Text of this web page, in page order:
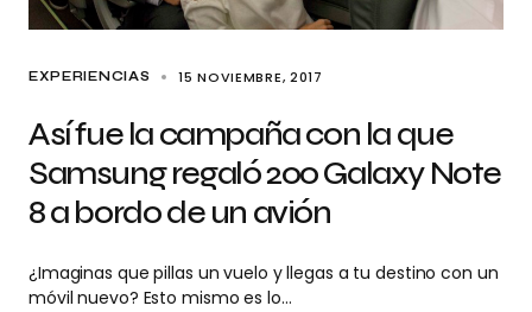
EXPERIENCIAS 15 NOVIEMBRE, 2017
Así fue la campaña con la que
Samsung regaló 200 Galaxy Note
8 a bordo de un avión
¿Imaginas que pillas un vuelo y llegas a tu destino con un
móvil nuevo? Esto mismo es lo…